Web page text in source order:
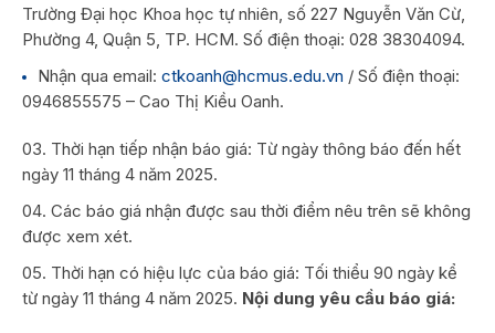
Trường Đại học Khoa học tự nhiên, số 227 Nguyễn Văn Cừ,
Phường 4, Quận 5, TP. HCM. Số điện thoại: 028 38304094.
Nhận qua email: ctkoanh@hcmus.edu.vn / Số điện thoại:
0946855575 – Cao Thị Kiều Oanh.
Thời hạn tiếp nhận báo giá: Từ ngày thông báo đến hết
ngày 11 tháng 4 năm 2025.
Các báo giá nhận được sau thời điểm nêu trên sẽ không
được xem xét.
Thời hạn có hiệu lực của báo giá: Tối thiểu 90 ngày kể
từ ngày 11 tháng 4 năm 2025. Nội dung yêu cầu báo giá: